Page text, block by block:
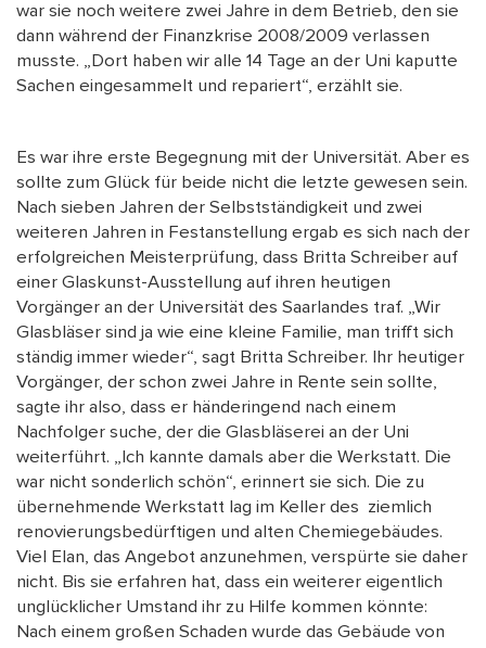
war sie noch weitere zwei Jahre in dem Betrieb, den sie
dann während der Finanzkrise 2008/2009 verlassen
musste. „Dort haben wir alle 14 Tage an der Uni kaputte
Sachen eingesammelt und repariert“, erzählt sie.
Es war ihre erste Begegnung mit der Universität. Aber es
sollte zum Glück für beide nicht die letzte gewesen sein.
Nach sieben Jahren der Selbstständigkeit und zwei
weiteren Jahren in Festanstellung ergab es sich nach der
erfolgreichen Meisterprüfung, dass Britta Schreiber auf
einer Glaskunst-Ausstellung auf ihren heutigen
Vorgänger an der Universität des Saarlandes traf. „Wir
Glasbläser sind ja wie eine kleine Familie, man trifft sich
ständig immer wieder“, sagt Britta Schreiber. Ihr heutiger
Vorgänger, der schon zwei Jahre in Rente sein sollte,
sagte ihr also, dass er händeringend nach einem
Nachfolger suche, der die Glasbläserei an der Uni
weiterführt. „Ich kannte damals aber die Werkstatt. Die
war nicht sonderlich schön“, erinnert sie sich. Die zu
übernehmende Werkstatt lag im Keller des ziemlich
renovierungsbedürftigen und alten Chemiegebäudes.
Viel Elan, das Angebot anzunehmen, verspürte sie daher
nicht. Bis sie erfahren hat, dass ein weiterer eigentlich
unglücklicher Umstand ihr zu Hilfe kommen könnte:
Nach einem großen Schaden wurde das Gebäude von